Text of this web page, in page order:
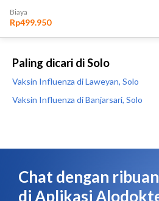
Paling dicari di Solo
Vaksin Influenza di Laweyan, Solo
Vaksin Influenza di Banjarsari, Solo